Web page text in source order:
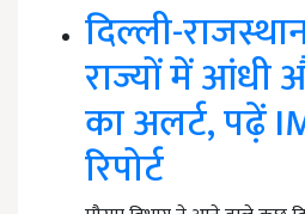
दिल्ली-
राज्यों में आंधी
का अलर्ट, पढ़ें
रिपोर्ट